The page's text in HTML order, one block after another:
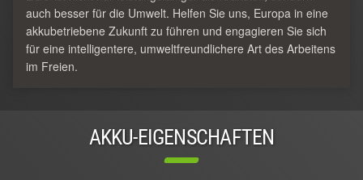
auch besser für die Umwelt. Helfen Sie uns, Europa in eine
akkubetriebene Zukunft zu führen und engagieren Sie sich
für eine intelligentere, umweltfreundlichere Art des Arbeitens
im Freien.
AKKU-EIGENSCHAFTEN